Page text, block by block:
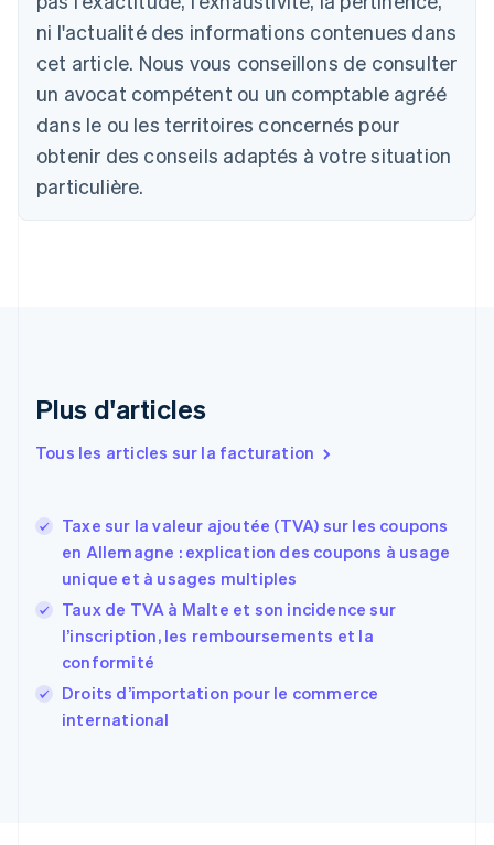
ni l'actualité des informations contenues dans
cet article. Nous vous conseillons de consulter
un avocat compétent ou un comptable agréé
dans le ou les territoires concernés pour
obtenir des conseils adaptés à votre situation
particulière.
Plus d'articles
Tous les articles sur la facturation
Taxe sur la valeur ajoutée (TVA) sur les coupons
en Allemagne : explication des coupons à usage
unique et à usages multiples
Taux de TVA à Malte et son incidence sur
l’inscription, les remboursements et la
conformité
Droits d’importation pour le commerce
international
Australie
English
DeutschEnglish
Belgique
Nederlands Français Deutsch
Brésil
PortuguêsEnglish
Bulgarie
Canada
Danemark
English
Émirats arabes unis
EspañolEnglish
Estonie
États-Unis
English Español简体中文
Finlande
English Svenska
FrançaisEnglish
Gibraltar